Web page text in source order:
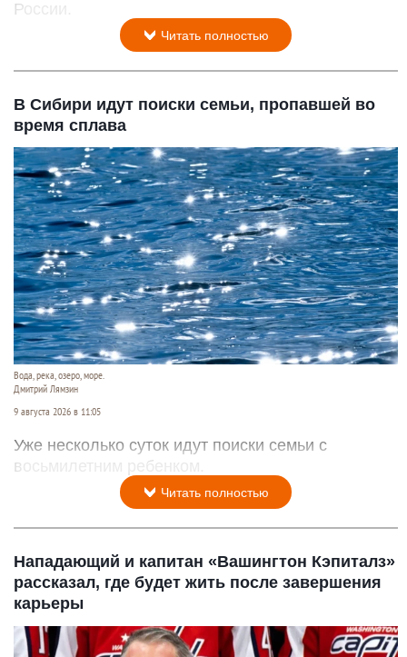
России.
Читать полностью
В Сибири идут поиски семьи, пропавшей во
время сплава
Вода, река, озеро, море.
Дмитрий Лямзин
9 августа 2026 в 11:05
Уже несколько суток идут поиски семьи с
восьмилетним ребенком.
Читать полностью
Нападающий и капитан «Вашингтон Кэпиталз»
рассказал, где будет жить после завершения
карьеры